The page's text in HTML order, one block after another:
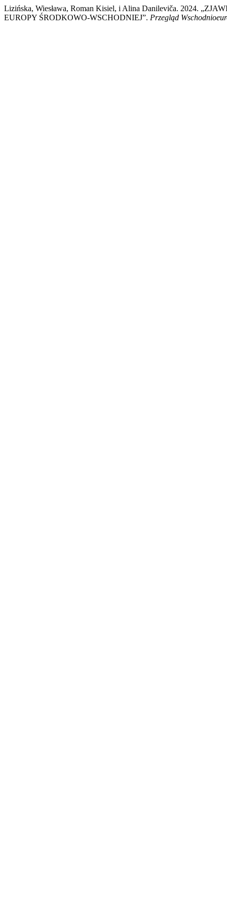
Lizińska, Wiesława, Roman Kisiel, i Alina Danileviča. 2024.
EUROPY ŚRODKOWO-WSCHODNIEJ”. Przegląd